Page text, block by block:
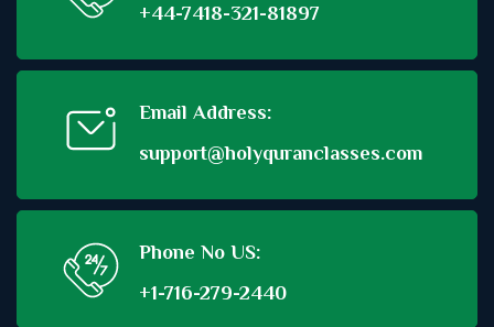
+44-7418-321-81897
Email Address:
support@holyquranclasses.com
Phone No US:
+1-716-279-2440